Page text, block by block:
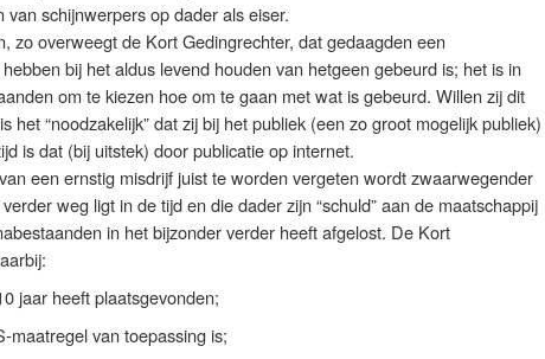
schijnwerpers op dader als eiser.
zo overweegt de Kort Gedingrechter, dat gedaagden een
bij het aldus levend houden van hetgeen gebeurd is; het is in
om te kiezen hoe om te gaan met wat is gebeurd. Willen zij dit
het “noodzakelijk” dat zij bij het publiek (een zo groot mogelijk publiek)
is dat (bij uitstek) door publicatie op internet.
een ernstig misdrijf juist te worden vergeten wordt zwaarwegender
weg ligt in de tijd en die dader zijn “schuld” aan de maatschappij
in het bijzonder verder heeft afgelost. De Kort
jaar heeft plaatsgevonden;
maatregel van toepassing is;